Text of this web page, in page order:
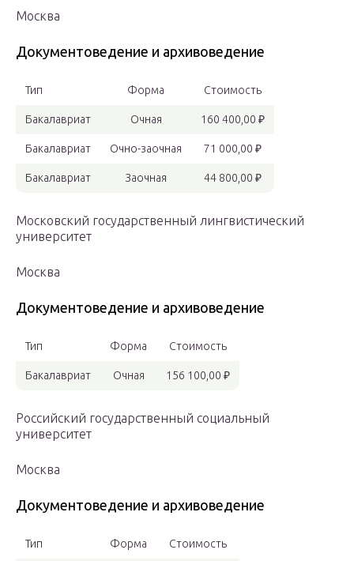
Москва
Документоведение и архивоведение
Тип Форма Стоимость
Бакалавриат Очная 160 400,00 ₽
Бакалавриат Очно-заочная 71 000,00 ₽
Бакалавриат Заочная 44 800,00 ₽
Московский государственный лингвистический
университет
Москва
Документоведение и архивоведение
Тип Форма Стоимость
Бакалавриат Очная 156 100,00 ₽
Российский государственный социальный
университет
Москва
Документоведение и архивоведение
Тип Форма Стоимость